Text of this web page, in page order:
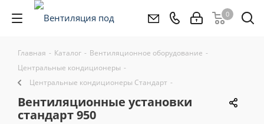
0
Главная - Каталог - Вентиляционное оборудование -
Центральные кондиционеры -
Центральные кондиционеры Стандарт -
вентиляционные установки
стандарт 950